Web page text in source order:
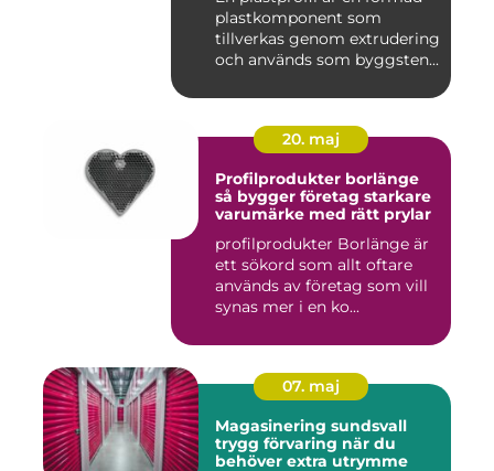
plastkomponent som
tillverkas genom extrudering
och används som byggsten...
20. maj
Profilprodukter borlänge
så bygger företag starkare
varumärke med rätt prylar
profilprodukter Borlänge är
ett sökord som allt oftare
används av företag som vill
synas mer i en ko...
07. maj
Magasinering sundsvall
trygg förvaring när du
behöver extra utrymme